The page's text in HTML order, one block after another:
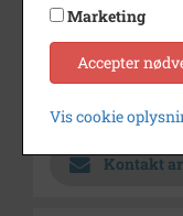
Fotograf
Se på kort
Kontakt
Marketing
Accepter
Vis cookie